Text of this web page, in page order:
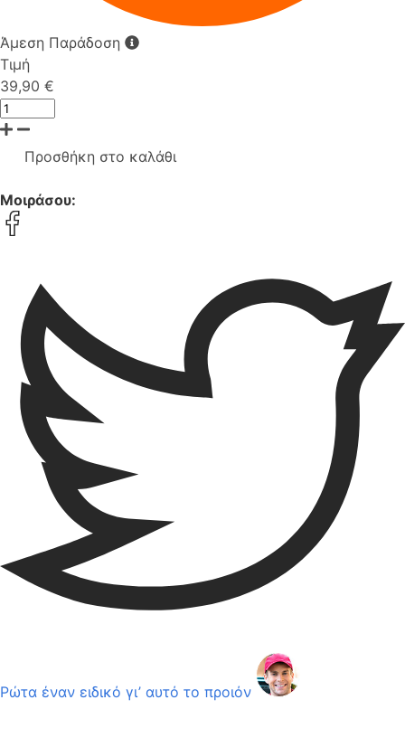
Άμεση Παράδοση
Τιμή
39,90 €
Προσθήκη στο καλάθι
Μοιράσου:
Ρώτα έναν ειδικό γι’ αυτό το προιόν